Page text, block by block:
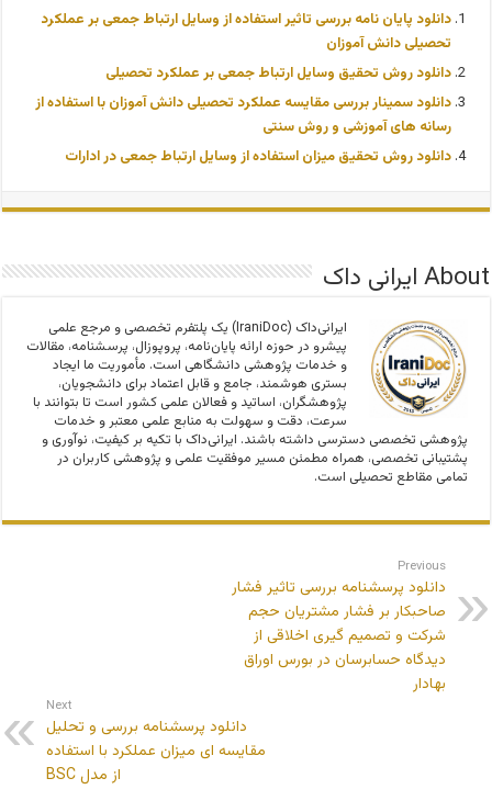
دانلود پایان نامه بررسی تاثیر استفاده از وسایل ارتباط جمعی بر عملکرد
تحصیلی دانش آموزان
دانلود روش تحقیق وسایل ارتباط جمعی بر عملکرد تحصیلی
دانلود سمینار بررسی مقایسه عملکرد تحصیلی دانش آموزان با استفاده از
رسانه های آموزشی و روش سنتی
دانلود روش تحقیق ميزان استفاده از وسایل ارتباط جمعی در ادارات
About ایرانی داک
ایرانی‌داک (IraniDoc) یک پلتفرم تخصصی و مرجع علمی
پیشرو در حوزه ارائه پایان‌نامه، پروپوزال، پرسشنامه، مقالات
و خدمات پژوهشی دانشگاهی است. مأموریت ما ایجاد
بستری هوشمند، جامع و قابل اعتماد برای دانشجویان،
پژوهشگران، اساتید و فعالان علمی کشور است تا بتوانند با
سرعت، دقت و سهولت به منابع علمی معتبر و خدمات
پژوهشی تخصصی دسترسی داشته باشند. ایرانی‌داک با تکیه بر کیفیت، نوآوری و
پشتیبانی تخصصی، همراه مطمئن مسیر موفقیت علمی و پژوهشی کاربران در
تمامی مقاطع تحصیلی است.
Previous
دانلود پرسشنامه بررسی تاثیر فشار
صاحبکار بر فشار مشتریان حجم
شرکت و تصمیم گیری اخلاقی از
دیدگاه حسابرسان در بورس اوراق
بهادار
Next
دانلود پرسشنامه بررسی و تحلیل
مقایسه ای میزان عملکرد با استفاده
از مدل BSC